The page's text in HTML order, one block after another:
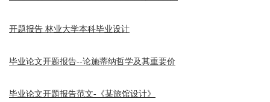
开题报告 林业大学本科毕业设计
毕业论文开题报告--论施蒂纳哲学及其重要价
毕业论文开题报告范文-《某旅馆设计》